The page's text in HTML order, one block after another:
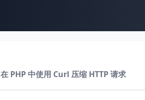
在 PHP 中使用 Curl 压缩 HTTP 请求